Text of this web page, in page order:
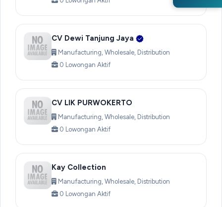
CV Dewi Tanjung Jaya
Manufacturing, Wholesale, Distribution
0 Lowongan Aktif
CV LIK PURWOKERTO
Manufacturing, Wholesale, Distribution
0 Lowongan Aktif
Kay Collection
Manufacturing, Wholesale, Distribution
0 Lowongan Aktif